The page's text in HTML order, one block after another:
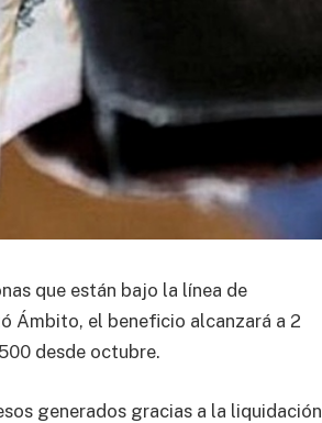
que están bajo la línea de
Ámbito, el beneficio alcanzará a 2
desde octubre.
generados gracias a la liquidación